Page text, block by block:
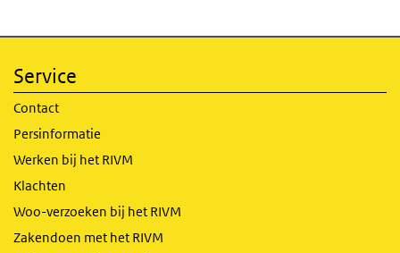
Service
Contact
Persinformatie
Werken bij het RIVM
Klachten
Woo-verzoeken bij het RIVM
Zakendoen met het RIVM